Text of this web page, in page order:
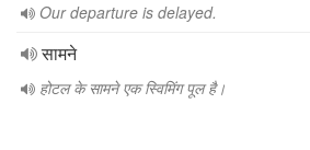
Our departure is delayed.
सामने
होटल के सामने एक स्विमिंग पूल है।